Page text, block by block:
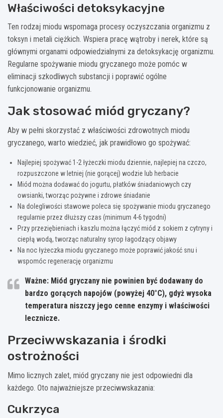
Właściwości detoksykacyjne
Ten rodzaj miodu wspomaga procesy oczyszczania organizmu z
toksyn i metali ciężkich. Wspiera pracę wątroby i nerek, które są
głównymi organami odpowiedzialnymi za detoksykację organizmu.
Regularne spożywanie miodu gryczanego może pomóc w
eliminacji szkodliwych substancji i poprawić ogólne
funkcjonowanie organizmu.
Jak stosować miód gryczany?
Aby w pełni skorzystać z właściwości zdrowotnych miodu
gryczanego, warto wiedzieć, jak prawidłowo go spożywać:
Najlepiej spożywać 1-2 łyżeczki miodu dziennie, najlepiej na czczo,
rozpuszczone w letniej (nie gorącej) wodzie lub herbacie
Miód można dodawać do jogurtu, płatków śniadaniowych czy
owsianki, tworząc pożywne i zdrowe śniadanie
Na dolegliwości stawowe poleca się spożywanie miodu gryczanego
regularnie przez dłuższy czas (minimum 4-6 tygodni)
Przy przeziębieniach i kaszlu można łączyć miód z sokiem z cytryny i
ciepłą wodą, tworząc naturalny syrop łagodzący objawy
Na noc łyżeczka miodu gryczanego może poprawić jakość snu i
wspomóc regenerację organizmu
Ważne: Miód gryczany nie powinien być dodawany do
bardzo gorących napojów (powyżej 40°C), gdyż wysoka
temperatura niszczy jego cenne enzymy i właściwości
lecznicze.
Przeciwwskazania i środki
ostrożności
Mimo licznych zalet, miód gryczany nie jest odpowiedni dla
każdego. Oto najważniejsze przeciwwskazania:
Cukrzyca